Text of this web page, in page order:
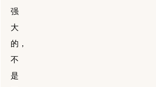
强
大
的，
不
是